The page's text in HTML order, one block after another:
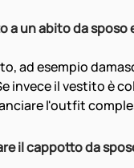
a un abito da
ad esempio
invece il vestito è
l'outfit
il cappotto da